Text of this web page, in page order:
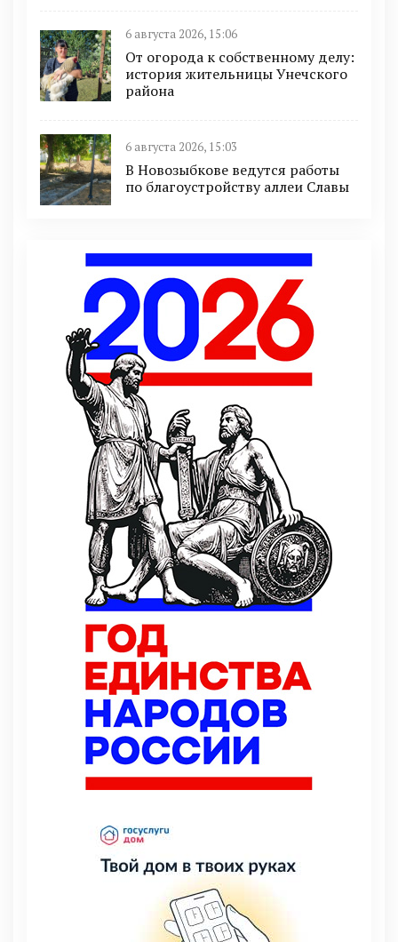
6 августа 2026, 15:06
От огорода к собственному делу:
история жительницы Унечского
района
6 августа 2026, 15:03
В Новозыбкове ведутся работы
по благоустройству аллеи Славы